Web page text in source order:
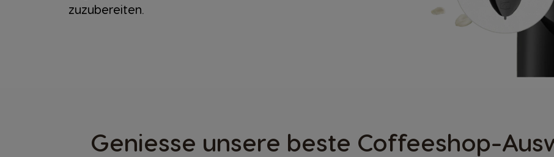
zuzubereiten.
Geniesse unsere beste Coffeeshop-